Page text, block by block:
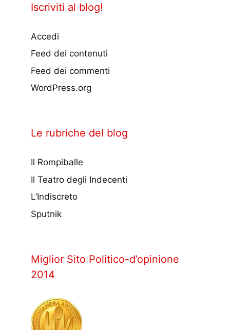
Iscriviti al blog!
Accedi
Feed dei contenuti
Feed dei commenti
WordPress.org
Le rubriche del blog
Il Rompiballe
Il Teatro degli Indecenti
L’Indiscreto
Sputnik
Miglior Sito Politico-d’opinione
2014